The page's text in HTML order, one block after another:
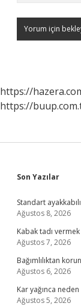
https://
https://
Son Yazılar
Standart
Ağustos 8, 2026
Kabak tadı
Ağustos 7, 2026
Bağımlılıktan
Ağustos 6, 2026
Kar yağınca
Ağustos 5, 2026